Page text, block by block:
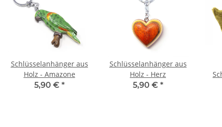
Schlüsselanhänger aus
Holz - Amazone
5,90 € *
Schlüsselanhänger aus
Holz - Herz
5,90 € *